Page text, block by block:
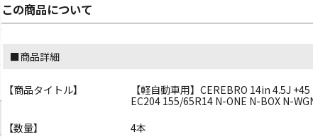
この商品について
■商品詳細
【商品タイトル】
【軽自動車用】CEREBRO 14in 4.5J
EC204 155/65R14 N-ONE N-BOX N-
【数量】
4本